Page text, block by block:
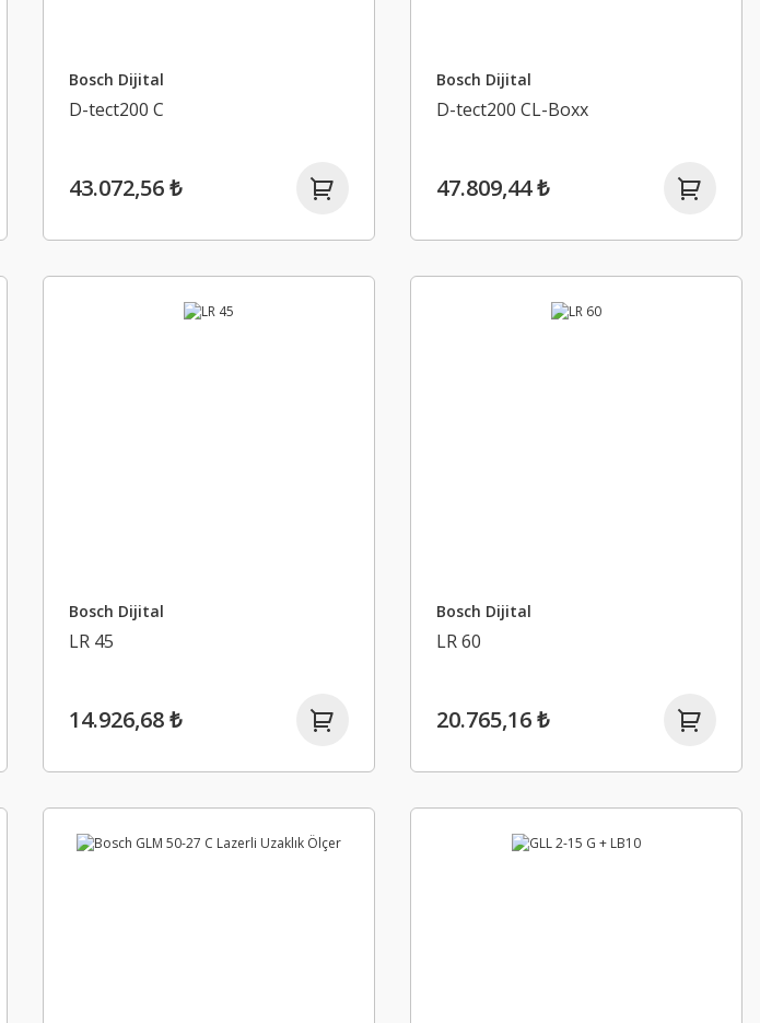
Bosch Dijital
D-tect200 C
43.072,56 ₺
Bosch Dijital
D-tect200 CL-Boxx
47.809,44 ₺
Bosch Dijital
LR 45
14.926,68 ₺
Bosch Dijital
LR 60
20.765,16 ₺